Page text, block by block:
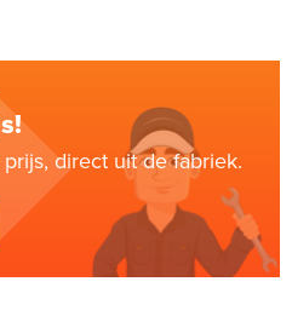
direct uit de fabriek.